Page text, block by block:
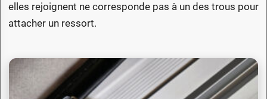
elles rejoignent ne corresponde pas à un des trous pour
attacher un ressort.